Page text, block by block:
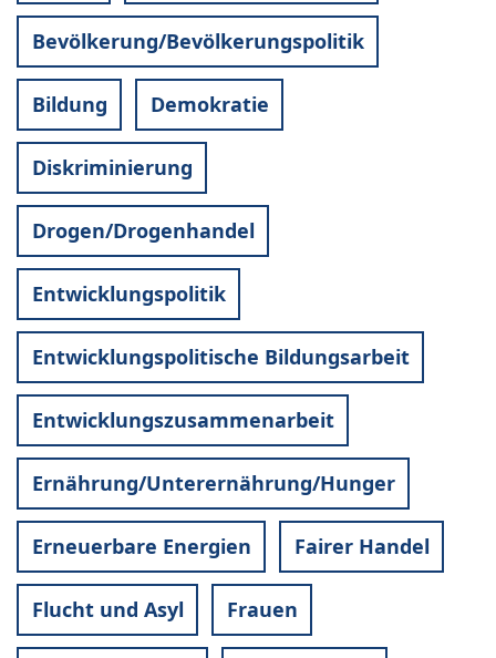
Bevölkerung/Bevölkerungspolitik
Bildung Demokratie
Diskriminierung
Drogen/Drogenhandel
Entwicklungspolitik
Entwicklungspolitische Bildungsarbeit
Entwicklungszusammenarbeit
Ernährung/Unterernährung/Hunger
Erneuerbare Energien Fairer Handel
Flucht und Asyl Frauen